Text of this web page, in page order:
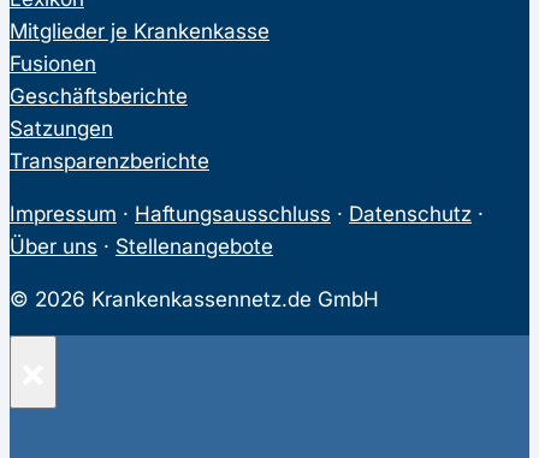
Mitglieder je Krankenkasse
Fusionen
Geschäftsberichte
Satzungen
Transparenzberichte
Impressum · Haftungsausschluss · Datenschutz ·
Über uns · Stellenangebote
© 2026 Krankenkassennetz.de GmbH